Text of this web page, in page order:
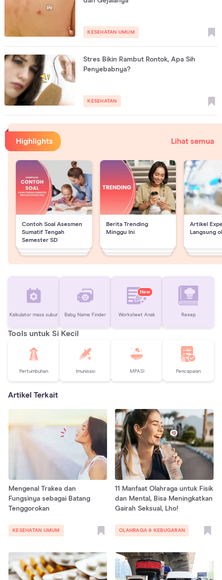
KESEHATAN UMUM
Stres Bikin Rambut Rontok, Apa Sih
Penyebabnya?
KESEHATAN
Highlights Lihat semua
Contoh Soal Asesmen
Sumatif Tengah
Semester SD
Berita Trending
Minggu Ini
Artikel
Langsung
Kalkulator masa subur Baby Name Finder
New
Worksheet Anak Resep
Tools untuk Si Kecil
Pertumbuhan Imunisasi MPASI Pencapaian
Artikel Terkait
Mengenal Trakea dan
Fungsinya sebagai Batang
Tenggorokan
KESEHATAN UMUM
11 Manfaat Olahraga untuk Fisik
dan Mental, Bisa Meningkatkan
Gairah Seksual, Lho!
OLAHRAGA & KEBUGARAN